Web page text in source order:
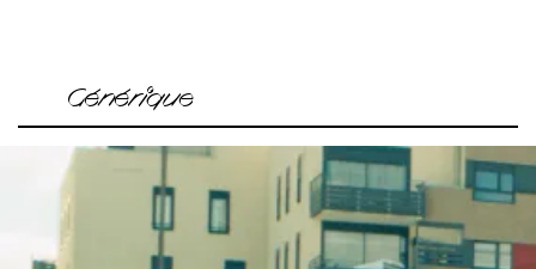
Générique
Avec Jeanne Balibar, Ramzy Bedia, Emmanuelle Beart,
Mathieu Amalric, Bulle Ogier, Florence Loiret-Caille, Philippe
Katerine, Valérie Dreville, Anthony Bajon